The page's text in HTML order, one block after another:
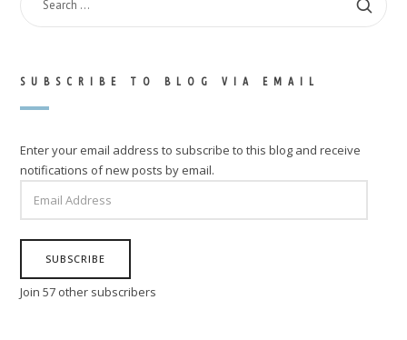
FOR:
SUBSCRIBE TO BLOG VIA EMAIL
Enter your email address to subscribe to this blog and receive
notifications of new posts by email.
ADDRESS
SUBSCRIBE
Join 57 other subscribers